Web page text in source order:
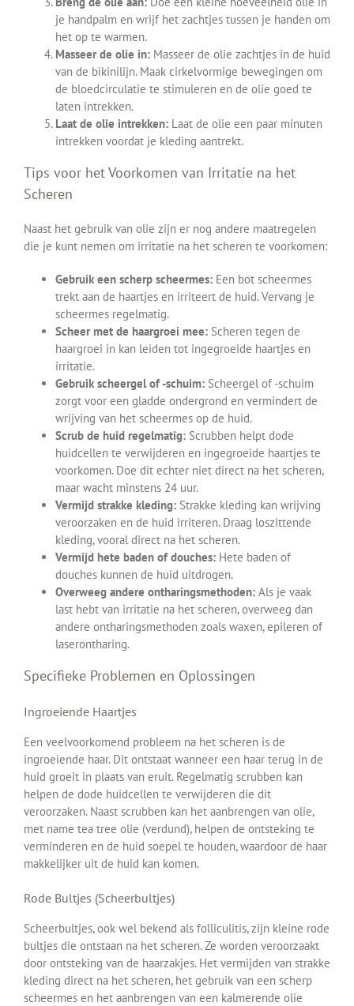
je handpalm en wrijf het zachtjes tussen je handen om
het op te warmen.
Masseer de olie in: Masseer de olie zachtjes in de huid
van de bikinilijn. Maak cirkelvormige bewegingen om
de bloedcirculatie te stimuleren en de olie goed te
laten intrekken.
Laat de olie intrekken: Laat de olie een paar minuten
intrekken voordat je kleding aantrekt.
Tips voor het Voorkomen van Irritatie na het
Scheren
Naast het gebruik van olie zijn er nog andere maatregelen
die je kunt nemen om irritatie na het scheren te voorkomen:
Gebruik een scherp scheermes: Een bot scheermes
trekt aan de haartjes en irriteert de huid. Vervang je
scheermes regelmatig.
Scheer met de haargroei mee: Scheren tegen de
haargroei in kan leiden tot ingegroeide haartjes en
irritatie.
Gebruik scheergel of -schuim: Scheergel of -schuim
zorgt voor een gladde ondergrond en vermindert de
wrijving van het scheermes op de huid.
Scrub de huid regelmatig: Scrubben helpt dode
huidcellen te verwijderen en ingegroeide haartjes te
voorkomen. Doe dit echter niet direct na het scheren,
maar wacht minstens 24 uur.
Vermijd strakke kleding: Strakke kleding kan wrijving
veroorzaken en de huid irriteren. Draag loszittende
kleding, vooral direct na het scheren.
Vermijd hete baden of douches: Hete baden of
douches kunnen de huid uitdrogen.
Overweeg andere ontharingsmethoden: Als je vaak
last hebt van irritatie na het scheren, overweeg dan
andere ontharingsmethoden zoals waxen, epileren of
laserontharing.
Specifieke Problemen en Oplossingen
Ingroeiende Haartjes
Een veelvoorkomend probleem na het scheren is de
ingroeiende haar. Dit ontstaat wanneer een haar terug in de
huid groeit in plaats van eruit. Regelmatig scrubben kan
helpen de dode huidcellen te verwijderen die dit
veroorzaken. Naast scrubben kan het aanbrengen van olie,
met name tea tree olie (verdund), helpen de ontsteking te
verminderen en de huid soepel te houden, waardoor de haar
makkelijker uit de huid kan komen.
Rode Bultjes (Scheerbultjes)
Scheerbultjes, ook wel bekend als folliculitis, zijn kleine rode
bultjes die ontstaan na het scheren. Ze worden veroorzaakt
door ontsteking van de haarzakjes. Het vermijden van strakke
kleding direct na het scheren, het gebruik van een scherp
scheermes en het aanbrengen van een kalmerende olie